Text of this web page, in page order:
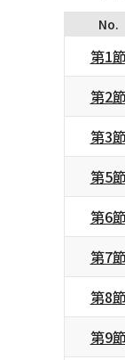
No.
第1節
第2節
第3節
第5節
第6節
第7節
第8節
第9節